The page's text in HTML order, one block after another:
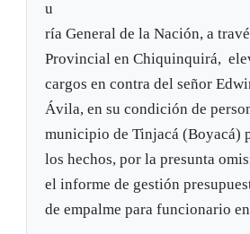
u
ría General de la Nación, a
Provincial en Chiquinquirá,
cargos en contra del señor
Ávila, en su condición de
municipio de Tinjacá (Boyacá)
los hechos, por la presunta
el informe de gestión
de empalme para funcionario